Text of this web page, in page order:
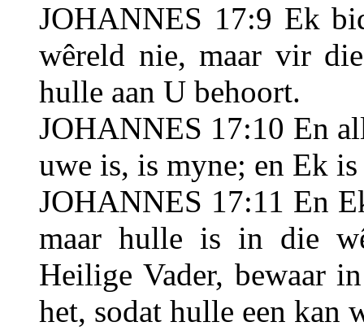
JOHANNES 17:9 Ek
wêreld nie, maar vir
hulle aan U behoort.
JOHANNES 17:10 En
uwe is, is myne; en Ek
JOHANNES 17:11 En
maar hulle is in die
Heilige Vader, bewaar
het, sodat hulle een kan